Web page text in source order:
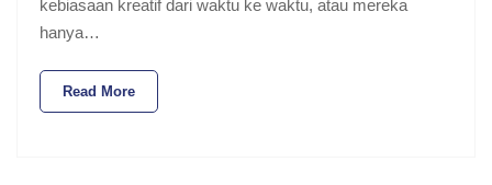
kebiasaan kreatif dari waktu ke waktu, atau mereka
hanya…
Read More